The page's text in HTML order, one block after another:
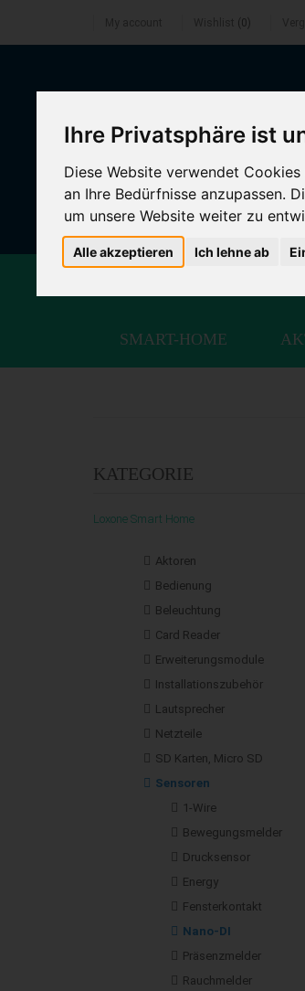
Ihre Privatsphäre ist
Diese Website verwendet
an Ihre Bedürfnisse anzupassen.
um unsere Website weiter zu
Alle akzeptieren Ich lehne ab
(0)
SMART-HOME
KATEGORIE
Loxone Smart Home
Aktoren
Bedienung
Beleuchtung
Card Reader
Erweiterungsmodule
Installationszubehör
Lautsprecher
Netzteile
SD Karten, Micro SD
Sensoren
1-Wire
Bewegungsmelder
Drucksensor
Energy
Fensterkontakt
Nano-DI
Präsenzmelder
Rauchmelder